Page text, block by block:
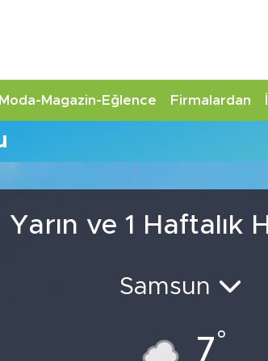
Moda-Magazin-Eğlence Firmalardan
ve 1 Haftalık
Samsun
7°